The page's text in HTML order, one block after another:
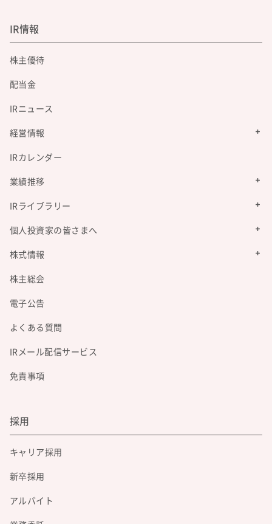
IR情報
株主優待
配当金
IRニュース
経営情報
IRカレンダー
業績推移
IRライブラリー
個人投資家の皆さまへ
株式情報
株主総会
電子公告
よくある質問
IRメール配信サービス
免責事項
採用
キャリア採用
新卒採用
アルバイト